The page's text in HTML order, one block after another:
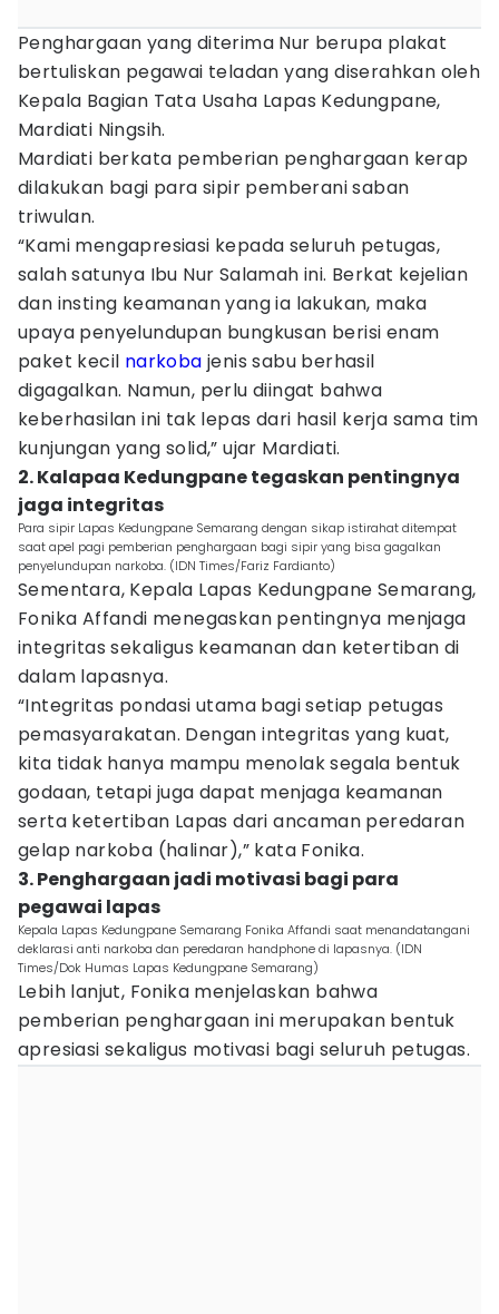
Penghargaan yang diterima Nur berupa plakat
bertuliskan pegawai teladan yang diserahkan oleh
Kepala Bagian Tata Usaha Lapas Kedungpane,
Mardiati Ningsih.
Mardiati berkata pemberian penghargaan kerap
dilakukan bagi para sipir pemberani saban
triwulan.
“Kami mengapresiasi kepada seluruh petugas,
salah satunya Ibu Nur Salamah ini. Berkat kejelian
dan insting keamanan yang ia lakukan, maka
upaya penyelundupan bungkusan berisi enam
paket kecil narkoba jenis sabu berhasil
digagalkan. Namun, perlu diingat bahwa
keberhasilan ini tak lepas dari hasil kerja sama tim
kunjungan yang solid,” ujar Mardiati.
2. Kalapaa Kedungpane tegaskan pentingnya
jaga integritas
Para sipir Lapas Kedungpane Semarang dengan sikap istirahat ditempat
saat apel pagi pemberian penghargaan bagi sipir yang bisa gagalkan
penyelundupan narkoba. (IDN Times/Fariz Fardianto)
Sementara, Kepala Lapas Kedungpane Semarang,
Fonika Affandi menegaskan pentingnya menjaga
integritas sekaligus keamanan dan ketertiban di
dalam lapasnya.
“Integritas pondasi utama bagi setiap petugas
pemasyarakatan. Dengan integritas yang kuat,
kita tidak hanya mampu menolak segala bentuk
godaan, tetapi juga dapat menjaga keamanan
serta ketertiban Lapas dari ancaman peredaran
gelap narkoba (halinar),” kata Fonika.
3. Penghargaan jadi motivasi bagi para
pegawai lapas
Kepala Lapas Kedungpane Semarang Fonika Affandi saat menandatangani
deklarasi anti narkoba dan peredaran handphone di lapasnya. (IDN
Times/Dok Humas Lapas Kedungpane Semarang)
Lebih lanjut, Fonika menjelaskan bahwa
pemberian penghargaan ini merupakan bentuk
apresiasi sekaligus motivasi bagi seluruh petugas.